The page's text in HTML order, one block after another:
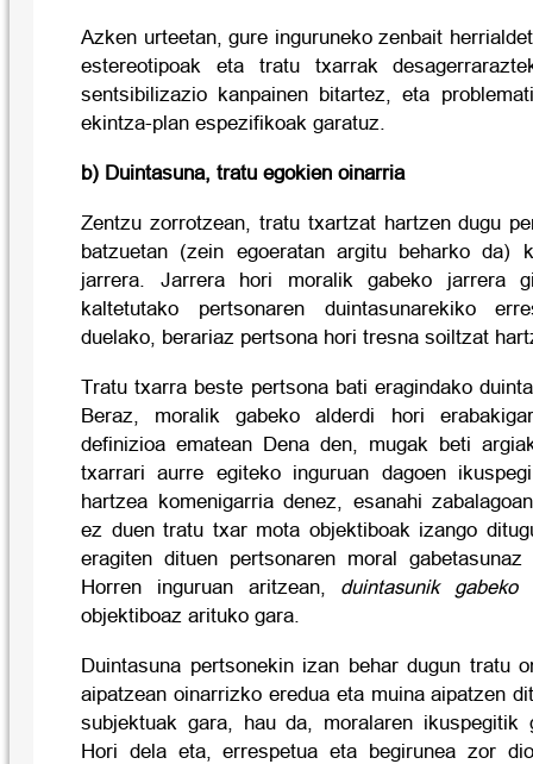
Azken urteetan, gure inguruneko zenbait
estereotipoak eta tratu txarrak
sentsibilizazio kanpainen bitartez, eta
ekintza-plan espezifikoak garatuz.
b) Duintasuna, tratu egokien oinarria
Zentzu zorrotzean, tratu txartzat hartzen dugu
batzuetan (zein egoeratan argitu beharko da)
jarrera. Jarrera hori moralik gabeko jarrera
kaltetutako pertsonaren duintasunarekiko
duelako, berariaz pertsona hori tresna soiltzat
Tratu txarra beste pertsona bati eragindako
Beraz, moralik gabeko alderdi hori
definizioa ematean Dena den, mugak beti
txarrari aurre egiteko inguruan dagoen
hartzea komenigarria denez, esanahi
ez duen tratu txar mota objektiboak izango
eragiten dituen pertsonaren moral
Horren inguruan aritzean, duintasunik
objektiboaz arituko gara.
Duintasuna pertsonekin izan behar dugun tratu
aipatzean oinarrizko eredua eta muina aipatzen
subjektuak gara, hau da, moralaren ikuspegitik
Hori dela eta, errespetua eta begirunea zor